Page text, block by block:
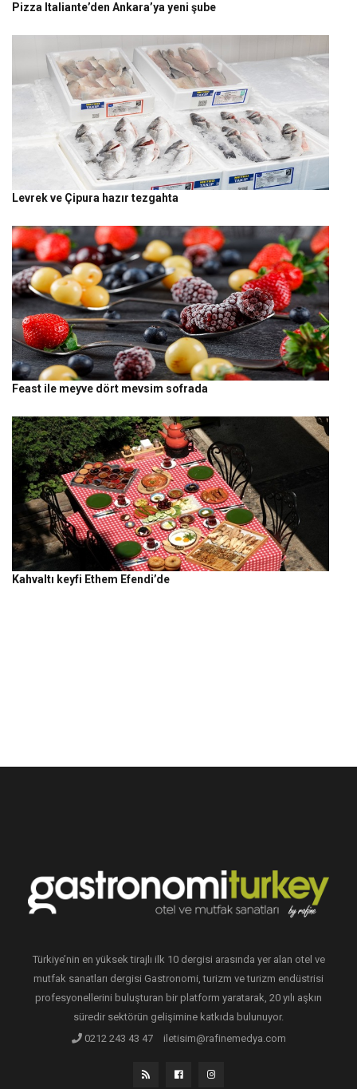
Pizza Italiante’den Ankara’ya yeni şube
Levrek ve Çipura hazır tezgahta
Feast ile meyve dört mevsim sofrada
Kahvaltı keyfi Ethem Efendi’de
Türkiye’nin en yüksek tirajlı ilk 10 dergisi arasında yer alan otel ve
mutfak sanatları dergisi Gastronomi, turizm ve turizm endüstrisi
profesyonellerini buluşturan bir platform yaratarak, 20 yılı aşkın
süredir sektörün gelişimine katkıda bulunuyor.
0212 243 43 47
iletisim@rafinemedya.com